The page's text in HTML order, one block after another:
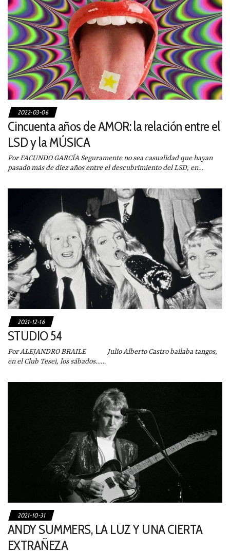
2022-03-06
Cincuenta años de AMOR: la relación entre el
LSD y la MÚSICA
Por FACUNDO GARCÍA Seguramente no sea casualidad que hayan
pasado más de diez años entre el descubrimiento del LSD, en…
2021-12-16
STUDIO 54
Por ALEJANDRO BRAILE Julio Alberto Castro bailaba tangos,
en el Club Tesei, los sábados……
2021-10-31
ANDY SUMMERS, LA LUZ Y UNA CIERTA
EXTRAÑEZA